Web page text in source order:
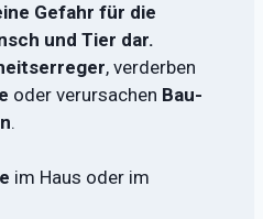
Gefahr für die
und Tier dar.
, verderben
oder verursachen Bau-
.
im Haus oder im